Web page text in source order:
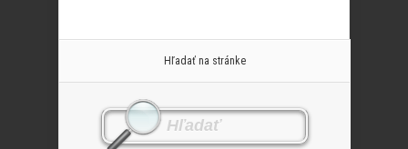
Hľadať na stránke